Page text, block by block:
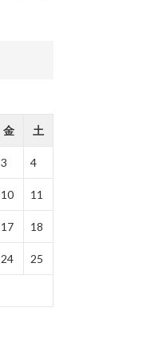
金 土
3 4
10 11
17 18
24 25